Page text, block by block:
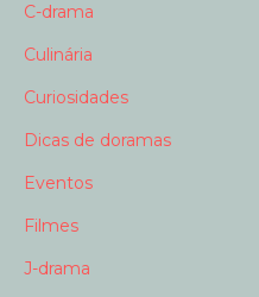
C-drama
Culinária
Curiosidades
Dicas de doramas
Eventos
Filmes
J-drama